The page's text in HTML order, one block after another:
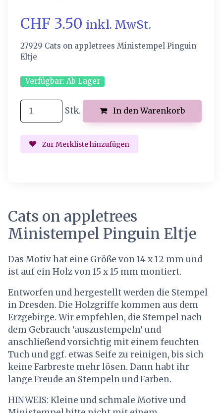
CHF 3.50 inkl. MwSt.
27929 Cats on appletrees Ministempel Pinguin
Eltje
Verfügbar: Ab Lager
Stk. In den Warenkorb
Zur Merkliste hinzufügen
Cats on appletrees
Ministempel Pinguin Eltje
Das Motiv hat eine Größe von 14 x 12 mm und
ist auf ein Holz von 15 x 15 mm montiert.
Entworfen und hergestellt werden die Stempel
in Dresden. Die Holzgriffe kommen aus dem
Erzgebirge. Wir empfehlen, die Stempel nach
dem Gebrauch 'auszustempeln' und
anschließend vorsichtig mit einem feuchten
Tuch und ggf. etwas Seife zu reinigen, bis sich
keine Farbreste mehr lösen. Dann habt ihr
lange Freude an Stempeln und Farben.
HINWEIS: Kleine und schmale Motive und